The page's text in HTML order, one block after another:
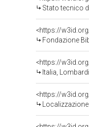
Stato tecnico
<https://
Fondazione
<https://
Italia,
<https://